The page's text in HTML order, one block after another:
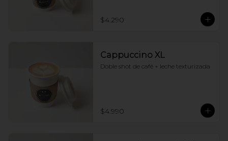
$4.290
Cappuccino XL
Doble shot de café + leche texturizada
$4.990